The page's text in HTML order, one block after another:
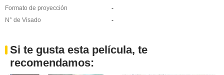
Formato de proyección
-
N° de Visado
-
Si te gusta esta película, te
recomendamos: